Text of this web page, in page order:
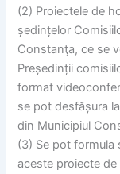
(2) Proiectele de
ședințelor
Constanţa, ce se
Președinții
format
se pot desfășura
din Municipiul
(3) Se pot formula
aceste proiecte